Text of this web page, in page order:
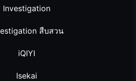
Investigation
สืบสวน
iQIYI
Isekai